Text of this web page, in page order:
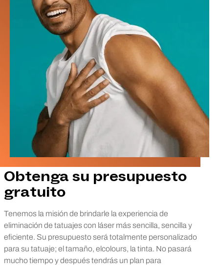
Obtenga su presupuesto
gratuito
Tenemos la misión de brindarle la experiencia de
eliminación de tatuajes con láser más sencilla, sencilla y
eficiente. Su presupuesto será totalmente personalizado
para su tatuaje; el tamaño, elcolours, la tinta. No pasará
mucho tiempo y después tendrás un plan para